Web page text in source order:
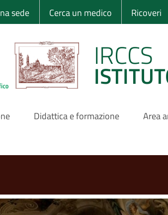
sede Cerca un medico Ricoveri
IRCCS
Didattica e formazione Area